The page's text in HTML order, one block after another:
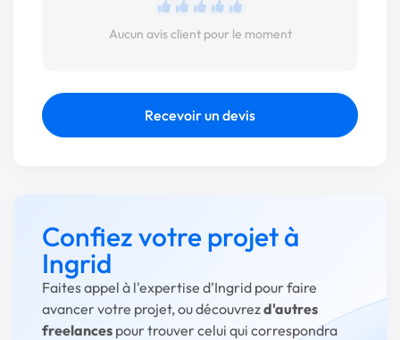
Aucun avis client pour le moment
Recevoir un devis
Confiez votre projet à
Ingrid
Faites appel à l'expertise d’Ingrid pour faire
avancer votre projet, ou découvrezd'autres
freelances pour trouver celui qui correspondra